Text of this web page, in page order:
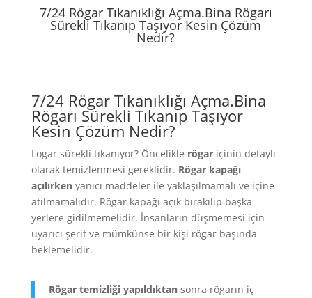
7/24 Rögar Tıkanıklığı Açma.Bina Rögarı
Sürekli Tıkanıp Taşıyor Kesin Çözüm
Nedir?
7/24 Rögar Tıkanıklığı Açma.Bina
Rögarı Sürekli Tıkanıp Taşıyor
Kesin Çözüm Nedir?
Logar sürekli tıkanıyor? Öncelikle rögariçinin detaylı
olarak temizlenmesi gereklidir. Rögar kapağı
açılırkenyanıcı maddeler ile yaklaşılmamalı ve içine
atılmamalıdır. Rögar kapağı açık bırakılıp başka
yerlere gidilmemelidir. İnsanların düşmemesi için
uyarıcı şerit ve mümkünse bir kişi rögar başında
beklemelidir.
Rögar temizliği yapıldıktansonra rögarın iç